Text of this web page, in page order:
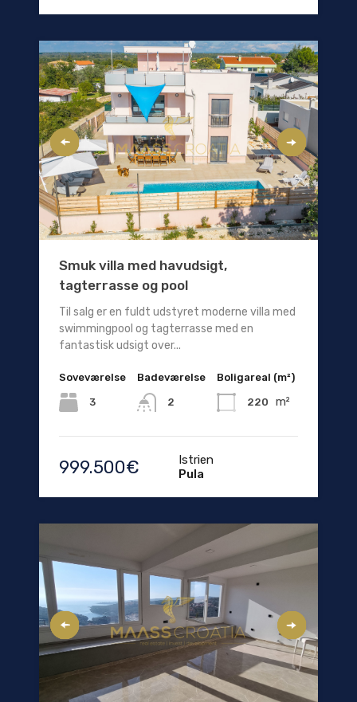
Smuk villa med havudsigt,
tagterrasse og pool
Til salg er en fuldt udstyret moderne villa med
swimmingpool og tagterrasse med en
fantastisk udsigt over...
Soveværelse
3
Badeværelse
2
Boligareal (m²)
220 m²
999.500€
Istrien
Pula